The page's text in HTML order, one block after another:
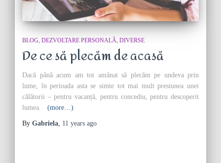
BLOG DEZVOLTARE PERSONALĂ DIVERSE
De ce să plecăm de acasă
Dacă până acum am tot amânat să plecăm pe undeva prin
lume, în perioada asta se simte tot mai mult presiunea unei
călătorii – pentru vacanță, pentru concediu, pentru descoperit
lumea.
(more…)
By Gabriela, 11 years ago